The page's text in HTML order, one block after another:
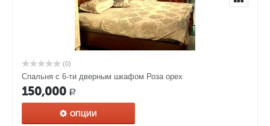
(0)
Спальня с 6-ти дверным шкафом Роза орех
150,000 Р
ОПЦИИ